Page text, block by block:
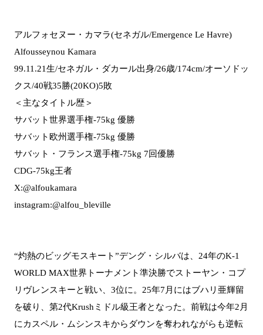
アルフォセヌー・カマラ(セネガル/Emergence Le Havre)
Alfousseynou Kamara
99.11.21生/セネガル・ダカール出身/26歳/174cm/オーソドッ
クス/40戦35勝(20KO)5敗
＜主なタイトル歴＞
サバット世界選手権-75kg 優勝
サバット欧州選手権-75kg 優勝
サバット・フランス選手権-75kg 7回優勝
CDG-75kg王者
X:@alfoukamara
instagram:@alfou_bleville
“灼熱のビッグモスキート”デング・シルバは、24年のK-1
WORLD MAX世界トーナメント準決勝でストーヤン・コプ
リヴレンスキーと戦い、3位に。25年7月にはブハリ亜輝留
を破り、第2代Krushミドル級王者となった。前戦は今年2月
にカスペル・ムシンスキからダウンを奪われながらも逆転